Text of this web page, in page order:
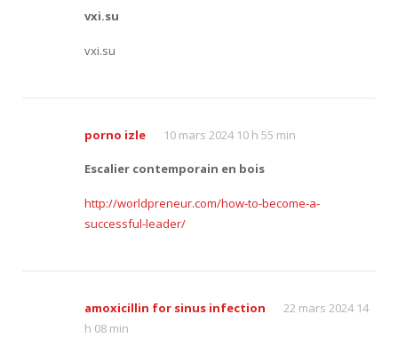
vxi.su
vxi.su
porno izle 10 mars 2024 10 h 55 min
Escalier contemporain en bois
http://worldpreneur.com/how-to-become-a-
successful-leader/
amoxicillin for sinus infection
22 mars 2024 14
h 08 min